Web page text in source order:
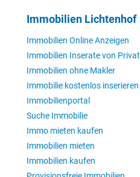
Immobilien Lichtenhof
Immobilien Online Anzeigen
Immobilien Inserate von Privat
Immobilien ohne Makler
Immobilie kostenlos inserieren
Immobilienportal
Suche Immobilie
Immo mieten kaufen
Immobilien mieten
Immobilien kaufen